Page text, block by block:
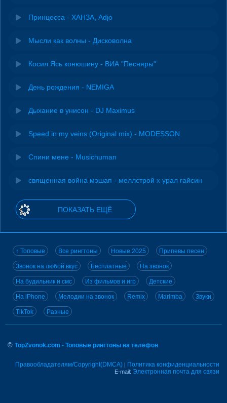
Принцесса - ХАНЗА, Adjo
Мысли как волны - Дисковолна
Косил Ясь конюшину - ВИА "Песняры"
День рождения - NEMIGA
Дыхание в унисон - DJ Maximus
Speed in my veins (Original mix) - MODESSON
Спини мене - Musichuman
священная война мэшап - меллстрой х урал гайсин
ПОКАЗАТЬ ЕЩЁ
↑ Топовые Все рингтоны Новые 2025 Припевы песен
Звонок на любой вкус Бесплатные На звонок
На будильник и смс Из фильмов и игр Детские
На iPhone Мелодии на звонок Remix Marimba Звуки
TikTok Разные
© TopZvonok.com - Топовые рингтоны на телефон
Правообладателям/Copyright(DMCA) | Политика конфиденциальности
E-mail: Электронная почта для связи